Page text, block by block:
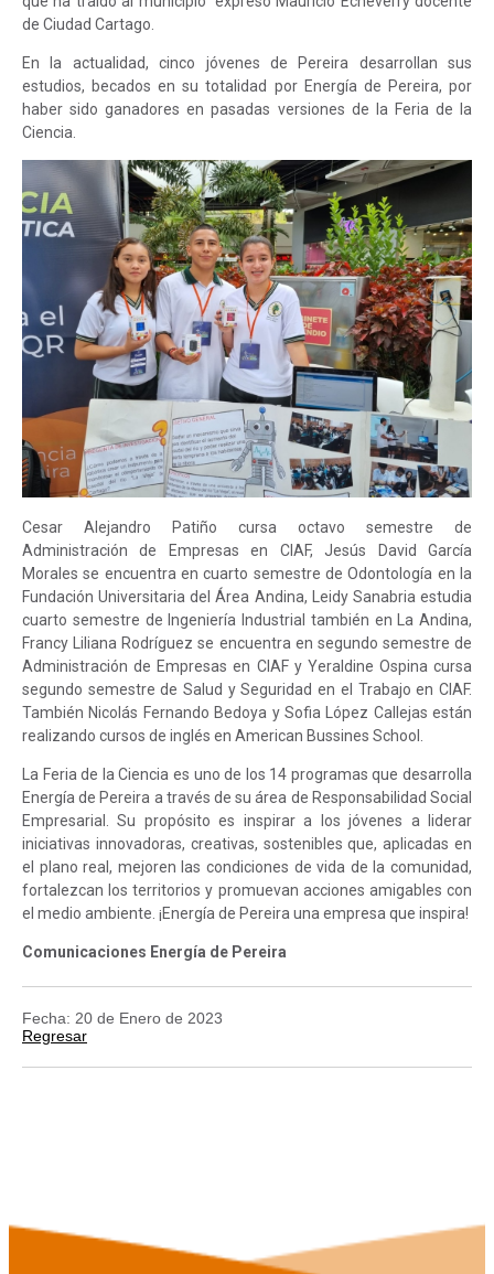
de Ciudad Cartago.
En la actualidad, cinco jóvenes de Pereira desarrollan sus
estudios, becados en su totalidad por Energía de Pereira, por
haber sido ganadores en pasadas versiones de la Feria de la
Ciencia.
Cesar Alejandro Patiño cursa octavo semestre de
Administración de Empresas en CIAF, Jesús David García
Morales se encuentra en cuarto semestre de Odontología en la
Fundación Universitaria del Área Andina, Leidy Sanabria estudia
cuarto semestre de Ingeniería Industrial también en La Andina,
Francy Liliana Rodríguez se encuentra en segundo semestre de
Administración de Empresas en CIAF y Yeraldine Ospina cursa
segundo semestre de Salud y Seguridad en el Trabajo en CIAF.
También Nicolás Fernando Bedoya y Sofia López Callejas están
realizando cursos de inglés en American Bussines School.
La Feria de la Ciencia es uno de los 14 programas que desarrolla
Energía de Pereira a través de su área de Responsabilidad Social
Empresarial. Su propósito es inspirar a los jóvenes a liderar
iniciativas innovadoras, creativas, sostenibles que, aplicadas en
el plano real, mejoren las condiciones de vida de la comunidad,
fortalezcan los territorios y promuevan acciones amigables con
el medio ambiente. ¡Energía de Pereira una empresa que inspira!
Comunicaciones Energía de Pereira
Fecha: 20 de Enero de 2023
Regresar